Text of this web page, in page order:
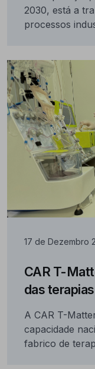
2030, está a
processos
17 de Dezembro
CAR T-
das
A CAR T-
capacidade
fabrico de